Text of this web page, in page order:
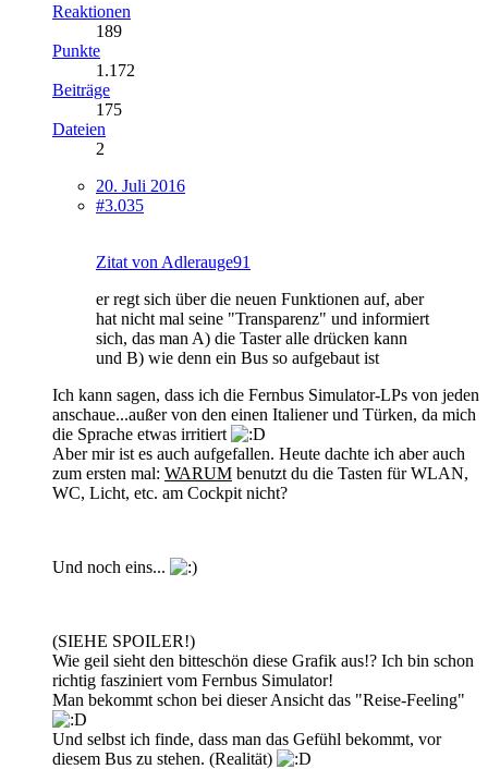
Reaktionen
189
Punkte
1.172
Beiträge
175
Dateien
2
20. Juli 2016
#3.035
Zitat von Adlerauge91
er regt sich über die neuen Funktionen auf, aber
hat nicht mal seine "Transparenz" und informiert
sich, das man A) die Taster alle drücken kann
und B) wie denn ein Bus so aufgebaut ist
Ich kann sagen, dass ich die Fernbus Simulator-LPs von jeden
anschaue...außer von den einen Italiener und Türken, da mich
die Sprache etwas irritiert
Aber mir ist es auch aufgefallen. Heute dachte ich aber auch
zum ersten mal: WARUM benutzt du die Tasten für WLAN,
WC, Licht, etc. am Cockpit nicht?
Und noch eins...
(SIEHE SPOILER!)
Wie geil sieht den bitteschön diese Grafik aus!? Ich bin schon
richtig fasziniert vom Fernbus Simulator!
Man bekommt schon bei dieser Ansicht das "Reise-Feeling"
Und selbst ich finde, dass man das Gefühl bekommt, vor
diesem Bus zu stehen. (Realität)